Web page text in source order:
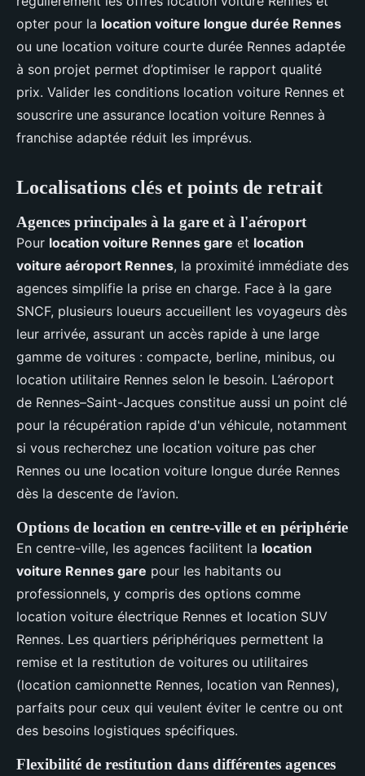
opter pour la location voiture longue durée Rennes
ou une location voiture courte durée Rennes adaptée
à son projet permet d’optimiser le rapport qualité
prix. Valider les conditions location voiture Rennes et
souscrire une assurance location voiture Rennes à
franchise adaptée réduit les imprévus.
Localisations clés et points de retrait
Agences principales à la gare et à l'aéroport
Pour location voiture Rennes gare et location
voiture aéroport Rennes, la proximité immédiate des
agences simplifie la prise en charge. Face à la gare
SNCF, plusieurs loueurs accueillent les voyageurs dès
leur arrivée, assurant un accès rapide à une large
gamme de voitures : compacte, berline, minibus, ou
location utilitaire Rennes selon le besoin. L’aéroport
de Rennes–Saint-Jacques constitue aussi un point clé
pour la récupération rapide d'un véhicule, notamment
si vous recherchez une location voiture pas cher
Rennes ou une location voiture longue durée Rennes
dès la descente de l’avion.
Options de location en centre-ville et en périphérie
En centre-ville, les agences facilitent la location
voiture Rennes gare pour les habitants ou
professionnels, y compris des options comme
location voiture électrique Rennes et location SUV
Rennes. Les quartiers périphériques permettent la
remise et la restitution de voitures ou utilitaires
(location camionnette Rennes, location van Rennes),
parfaits pour ceux qui veulent éviter le centre ou ont
des besoins logistiques spécifiques.
Flexibilité de restitution dans différentes agences